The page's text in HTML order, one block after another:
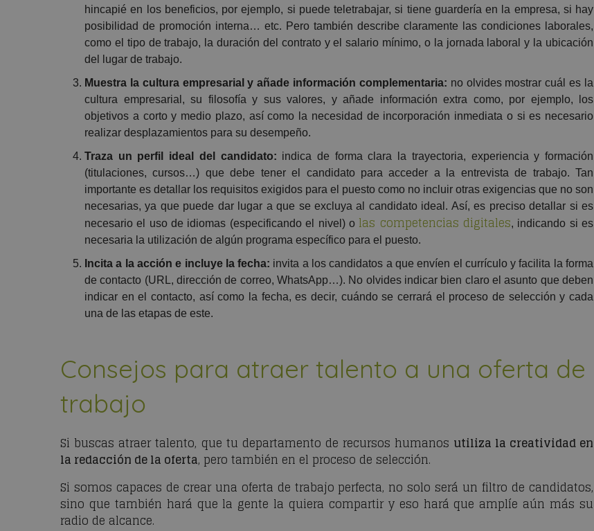
hincapié en los beneficios, por ejemplo, si puede teletrabajar, si tiene guardería en la empresa, si hay
posibilidad de promoción interna… etc. Pero también describe claramente las condiciones laborales,
como el tipo de trabajo, la duración del contrato y el salario mínimo, o la jornada laboral y la ubicación
del lugar de trabajo.
Muestra la cultura empresarial y añade información complementaria: no olvides mostrar cuál es la
cultura empresarial, su filosofía y sus valores, y añade información extra como, por ejemplo, los
objetivos a corto y medio plazo, así como la necesidad de incorporación inmediata o si es necesario
realizar desplazamientos para su desempeño.
Traza un perfil ideal del candidato: indica de forma clara la trayectoria, experiencia y formación
(titulaciones, cursos…) que debe tener el candidato para acceder a la entrevista de trabajo. Tan
importante es detallar los requisitos exigidos para el puesto como no incluir otras exigencias que no son
necesarias, ya que puede dar lugar a que se excluya al candidato ideal. Así, es preciso detallar si es
necesario el uso de idiomas (especificando el nivel) o las competencias digitales, indicando si es
necesaria la utilización de algún programa específico para el puesto.
Incita a la acción e incluye la fecha: invita a los candidatos a que envíen el currículo y facilita la forma
de contacto (URL, dirección de correo, WhatsApp…). No olvides indicar bien claro el asunto que deben
indicar en el contacto, así como la fecha, es decir, cuándo se cerrará el proceso de selección y cada
una de las etapas de este.
Consejos para atraer talento a una oferta de
trabajo
Si buscas atraer talento, que tu departamento de recursos humanos utiliza la creatividad en
la redacción de la oferta, pero también en el proceso de selección.
Si somos capaces de crear una oferta de trabajo perfecta, no solo será un filtro de candidatos,
sino que también hará que la gente la quiera compartir y eso hará que amplíe aún más su
radio de alcance.